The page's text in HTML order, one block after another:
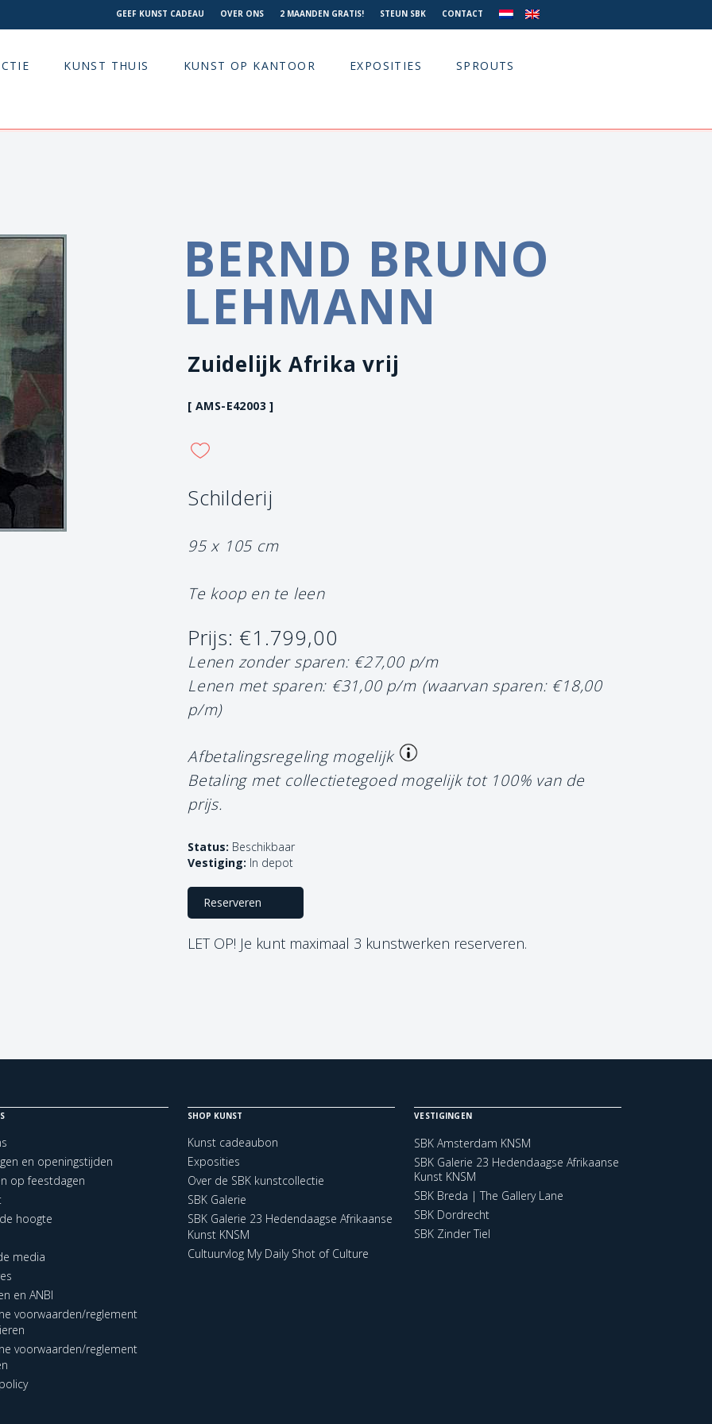
GEEF KUNST CADEAU OVER ONS 2 MAANDEN GRATIS! STEUN SBK CONTACT
KUNST THUIS KUNST OP KANTOOR EXPOSITIES SPROUTS
BERND BRUNO
LEHMANN
Zuidelijk Afrika vrij
[ AMS-E42003 ]
Schilderij
95 x 105 cm
Te koop en te leen
Prijs: €1.799,00
Lenen zonder sparen: €27,00 p/m
Lenen met sparen: €31,00 p/m (waarvan sparen: €18,00
p/m)
Afbetalingsregeling mogelijk
Betaling met collectietegoed mogelijk tot 100% van de
prijs.
Status: Beschikbaar
Vestiging: In depot
Reserveren
LET OP! Je kunt maximaal 3 kunstwerken reserveren.
en openingstijden
op feestdagen
hoogte
media
en ANBI
voorwaarden/reglement
voorwaarden/reglement
SHOP KUNST
Kunst cadeaubon
Exposities
Over de SBK kunstcollectie
SBK Galerie
SBK Galerie 23 Hedendaagse Afrikaanse
Kunst KNSM
Cultuurvlog My Daily Shot of Culture
VESTIGINGEN
SBK Amsterdam KNSM
SBK Galerie 23 Hedendaagse Afrikaanse
Kunst KNSM
SBK Breda | The Gallery Lane
SBK Dordrecht
SBK Zinder Tiel